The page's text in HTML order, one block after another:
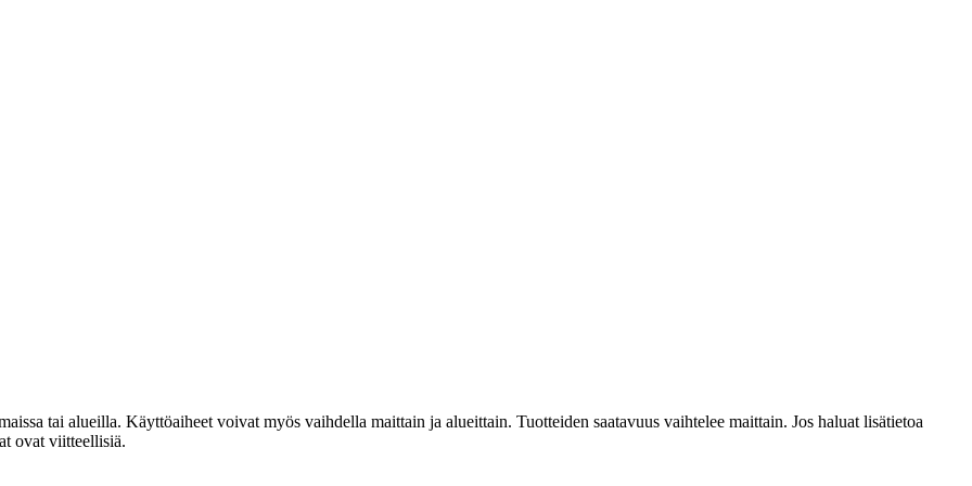
tai alueilla. Käyttöaiheet voivat myös vaihdella maittain ja alueittain. Tuotteiden saatavuus vaihtelee maittain. Jos haluat lisätietoa
ovat viitteellisiä.